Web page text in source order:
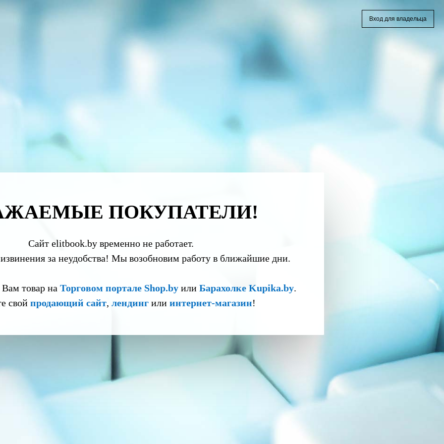
ПОКУПАТЕЛИ!
Сайт elitbook.by временно не работает.
за неудобства! Мы возобновим работу в ближайшие дни.
товар на Торговом портале Shop.byили Барахолке Kupika.by.
свой продающий сайт, лендингили интернет-магазин!
Вход для владельца